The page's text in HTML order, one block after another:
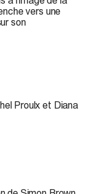
vers une
son
Proulx et Diana